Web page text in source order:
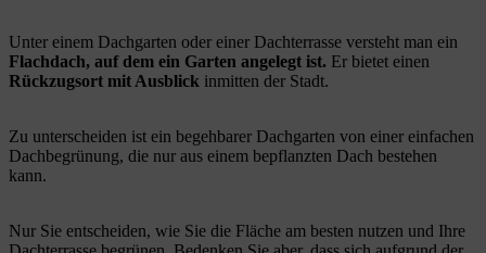
Unter einem Dachgarten oder einer Dachterrasse versteht man ein
Flachdach, auf dem ein Garten angelegt ist. Er bietet einen
Rückzugsort mit Ausblick inmitten der Stadt.
Zu unterscheiden ist ein begehbarer Dachgarten von einer einfachen
Dachbegrünung, die nur aus einem bepflanzten Dach bestehen
kann.
Nur Sie entscheiden, wie Sie die Fläche am besten nutzen und Ihre